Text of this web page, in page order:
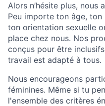
Alors n’hésite plus, nous
Peu importe ton âge,
ton orientation sexuelle
place chez nous. Nos
conçus pour être
travail est adapté à tous.
Nous encourageons
féminines. Même si tu
l'ensemble des critères